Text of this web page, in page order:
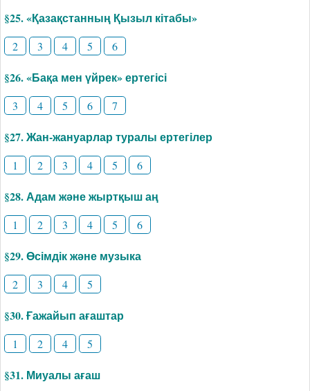
§25. «Қазақстанның Қызыл кітабы»
2 3 4 5 6
§26. «Бақа мен үйрек» ертегісі
3 4 5 6 7
§27. Жан-жануарлар туралы ертегілер
1 2 3 4 5 6
§28. Адам және жыртқыш аң
1 2 3 4 5 6
§29. Өсімдік және музыка
2 3 4 5
§30. Ғажайып ағаштар
1 2 4 5
§31. Миуалы ағаш